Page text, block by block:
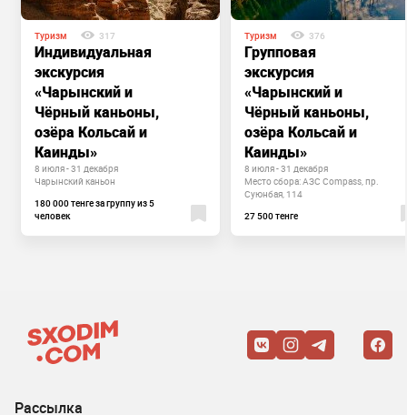
Туризм 317
Индивидуальная
экскурсия
«Чарынский и
Чёрный каньоны,
озёра Кольсай и
Каинды»
8 июля - 31 декабря
Чарынский каньон
180 000 тенге за группу из 5
человек
Туризм 376
Групповая
экскурсия
«Чарынский и
Чёрный каньоны,
озёра Кольсай и
Каинды»
8 июля - 31 декабря
Место сбора: АЗС Compass, пр.
Суюнбая, 114
27 500 тенге
Рассылка